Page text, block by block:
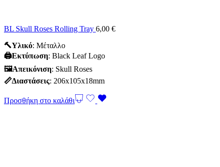
BL Skull Roses Rolling Tray 6,00 €
🔨Υλικό: Mέταλλο
🖨️Εκτύπωση: Black Leaf Logo
🖼Απεικόνιση: Skull Roses
📏Διαστάσεις: 206x105x18mm
Προσθήκη στο καλάθι